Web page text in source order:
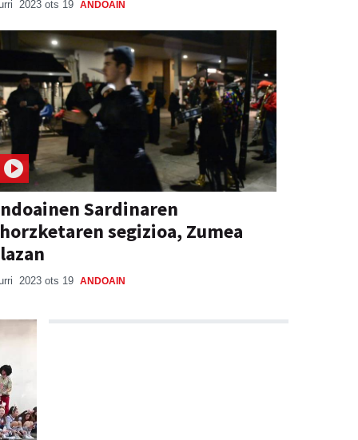
2023 ots 19 ANDOAIN
Sardinaren
segizioa, Zumea
2023 ots 19 ANDOAIN